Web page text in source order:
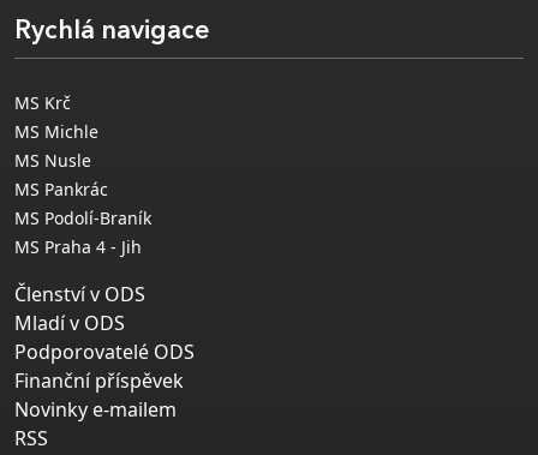
Rychlá navigace
MS Krč
MS Michle
MS Nusle
MS Pankrác
MS Podolí-Braník
MS Praha 4 - Jih
Členství v ODS
Mladí v ODS
Podporovatelé ODS
Finanční příspěvek
Novinky e-mailem
RSS